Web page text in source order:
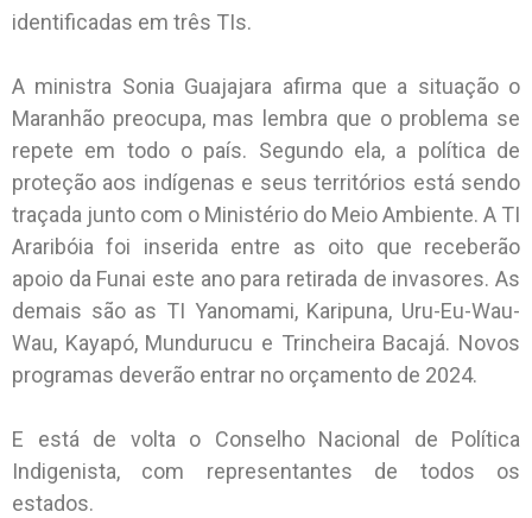
identificadas em três TIs.
A ministra Sonia Guajajara afirma que a situação o
Maranhão preocupa, mas lembra que o problema se
repete em todo o país. Segundo ela, a política de
proteção aos indígenas e seus territórios está sendo
traçada junto com o Ministério do Meio Ambiente. A TI
Araribóia foi inserida entre as oito que receberão
apoio da Funai este ano para retirada de invasores. As
demais são as TI Yanomami, Karipuna, Uru-Eu-Wau-
Wau, Kayapó, Mundurucu e Trincheira Bacajá. Novos
programas deverão entrar no orçamento de 2024.
E está de volta o Conselho Nacional de Política
Indigenista, com representantes de todos os
estados.